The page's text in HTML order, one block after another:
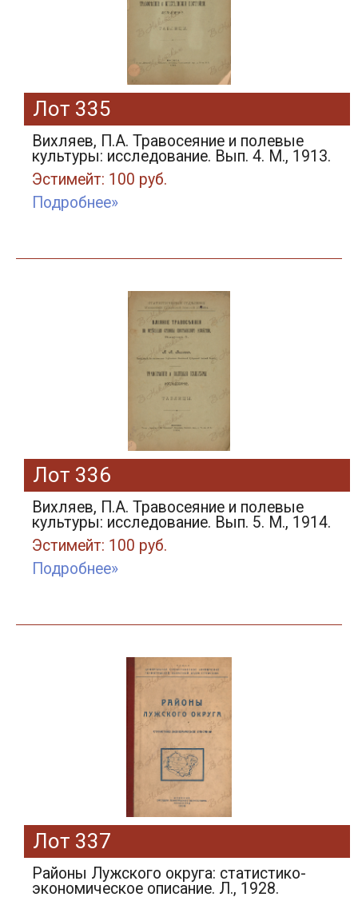
Лот 335
Вихляев, П.А. Травосеяние и полевые
культуры: исследование. Вып. 4. М., 1913.
Эстимейт: 100 руб.
Подробнее»
Лот 336
Вихляев, П.А. Травосеяние и полевые
культуры: исследование. Вып. 5. М., 1914.
Эстимейт: 100 руб.
Подробнее»
Лот 337
Районы Лужского округа: статистико-
экономическое описание. Л., 1928.